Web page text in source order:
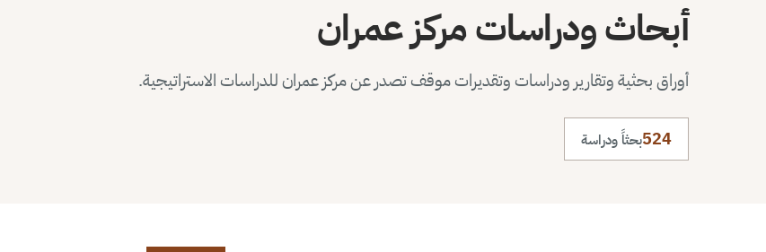
أبحاث ودراسات مركز عمران
أوراق بحثية وتقارير ودراسات وتقديرات موقف تصدر عن مركز عمران للدراسات الاستراتيجية.
524بحثاً ودراسة